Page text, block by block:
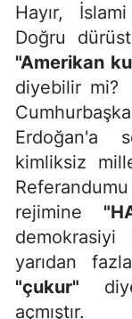
Hayır,
Doğru
"Amerikan
diyebilir mi?
Erdoğan'a
kimliksiz
rejimine
yarıdan
"çukur"
açmıştır.